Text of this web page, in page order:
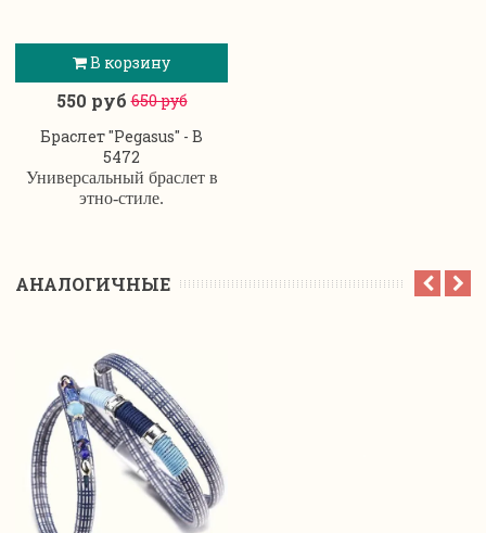
В корзину
550 руб650 руб
Браслет "Pegasus" - B
5472
Универсальный браслет в
этно-стиле.
АНАЛОГИЧНЫЕ